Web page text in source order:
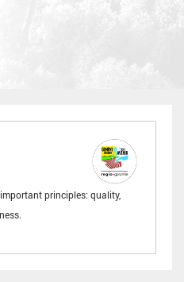
principles: quality,